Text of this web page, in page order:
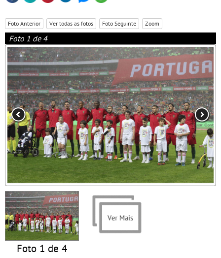
Foto Anterior Ver todas as fotos Foto Seguinte Zoom
Foto 1 de 4
Foto 1 de 4